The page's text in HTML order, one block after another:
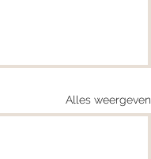
Alles weergeven